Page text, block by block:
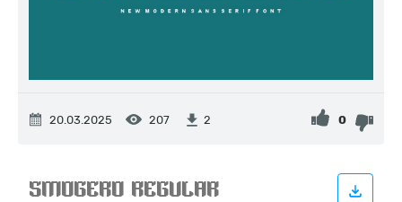
20.03.2025 207 2 0